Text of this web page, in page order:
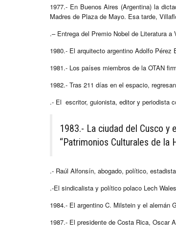
1977.- En Buenos Aires (Argentina) la
Madres de Plaza de Mayo. Esa tarde,
.– Entrega del Premio Nobel de Literatura
1980.- El arquitecto argentino Adolfo
1981.- Los países miembros de la OTAN
1982.- Tras 211 días en el espacio,
.- El escritor, guionista, editor y periodista
1983.- La ciudad del Cusco y
“Patrimonios Culturales de la
.- Raúl Alfonsín, abogado, político,
.-El sindicalista y político polaco Lech
1984.- El argentino C. Milstein y el alemán
1987.- El presidente de Costa Rica, Oscar